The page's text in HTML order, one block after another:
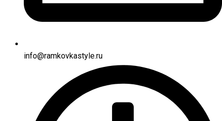
info@ramkovkastyle.ru